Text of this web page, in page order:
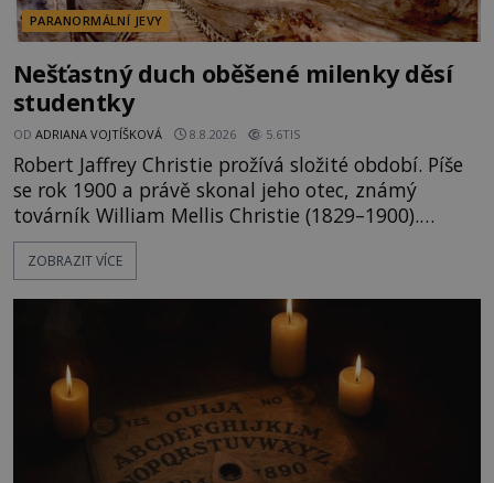
PARANORMÁLNÍ JEVY
Nešťastný duch oběšené milenky děsí
studentky
OD ADRIANA VOJTÍŠKOVÁ 8.8.2026 5.6TIS
Robert Jaffrey Christie prožívá složité období. Píše
se rok 1900 a právě skonal jeho otec, známý
továrník William Mellis Christie (1829–1900).
Smutná událost je ale doprovázena ohromným
dědictvím... Robertu připadne rodinné sídlo v
ta, na niž přijde Robert, by jen tak někoho
ZOBRAZIT VÍCE